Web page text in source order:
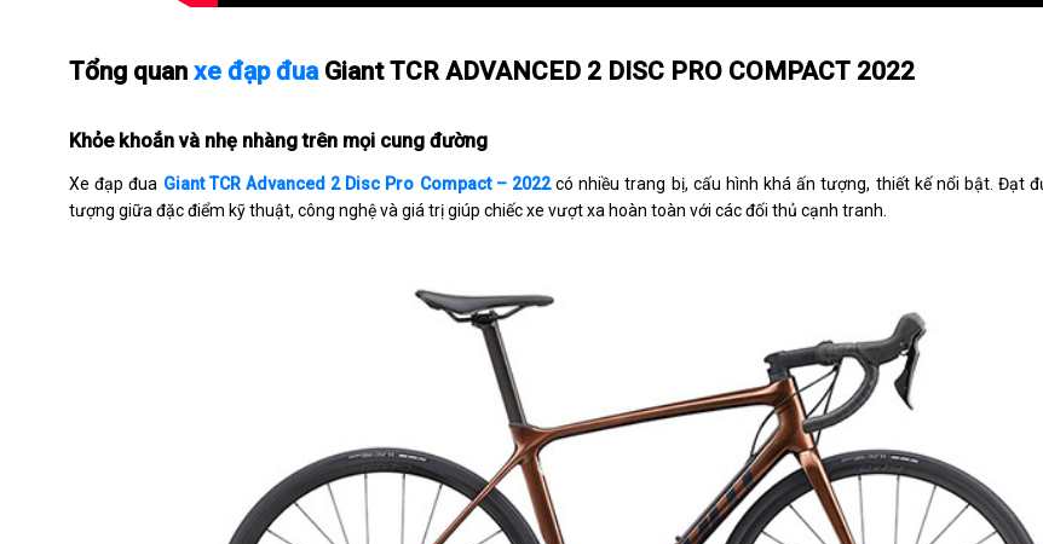
Tổng quan xe đạp đuaGiant TCR ADVANCED 2 DISC PRO COMPACT 2022
Khỏe khoắn và nhẹ nhàng trên mọi cung đường
Xe đạp đua Giant TCR Advanced 2 Disc Pro Compact – 2022 có nhiều trang bị, cấu hình khá ấn tượng, thiết kế nổi bật. Đạt
tượng giữa đặc điểm kỹ thuật, công nghệ và giá trị giúp chiếc xe vượt xa hoàn toàn với các đối thủ cạnh tranh.